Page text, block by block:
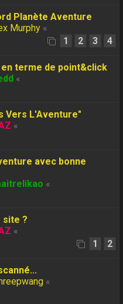
Planète Aventure
Murphy «
1 2 3 4
terme de point&click
«
Vers L'Aventure"
«
avec bonne
«
site ?
«
1 2
«